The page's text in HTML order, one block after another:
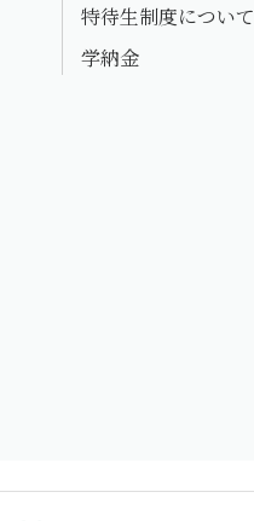
特待生制度について
学納金